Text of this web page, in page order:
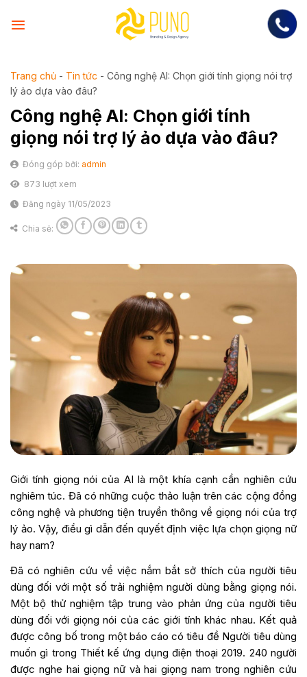
Trang chủ - Tin tức - Công nghệ AI: Chọn giới tính giọng nói trợ
lý ảo dựa vào đâu?
Công nghệ AI: Chọn giới tính
giọng nói trợ lý ảo dựa vào đâu?
Đóng góp bởi: admin
873 lượt xem
Đăng ngày 11/05/2023
Chia sẻ:
Giới tính giọng nói của AI là một khía cạnh cần nghiên cứu
nghiêm túc. Đã có những cuộc thảo luận trên các cộng đồng
công nghệ và phương tiện truyền thông về giọng nói của trợ
lý ảo. Vậy, điều gì dẫn đến quyết định việc lựa chọn giọng nữ
hay nam?
Đã có nghiên cứu về việc nắm bắt sở thích của người tiêu
dùng đối với một số trải nghiệm người dùng bằng giọng nói.
Một bộ thử nghiệm tập trung vào phản ứng của người tiêu
dùng đối với giọng nói của các giới tính khác nhau. Kết quả
được công bố trong một báo cáo có tiêu đề Người tiêu dùng
muốn gì trong Thiết kế ứng dụng điện thoại 2019. 240 người
được nghe hai giọng nữ và hai giọng nam trong nghiên cứu